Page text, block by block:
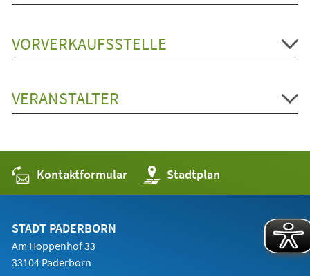
VORVERKAUFSSTELLE
VERANSTALTER
Kontaktformular Stadtplan
(Öffnet
in
einem
STADT PADERBORN
Am Hoppenhof 33
33104 Paderborn